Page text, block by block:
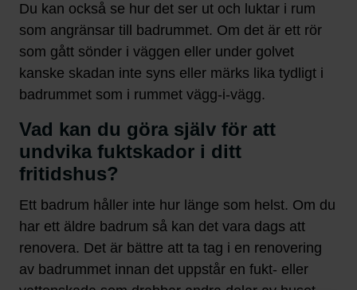
Du kan också se hur det ser ut och luktar i rum
som angränsar till badrummet. Om det är ett rör
som gått sönder i väggen eller under golvet
kanske skadan inte syns eller märks lika tydligt i
badrummet som i rummet vägg-i-vägg.
Vad kan du göra själv för att
undvika fuktskador i ditt
fritidshus?
Ett badrum håller inte hur länge som helst. Om du
har ett äldre badrum så kan det vara dags att
renovera. Det är bättre att ta tag i en renovering
av badrummet innan det uppstår en fukt- eller